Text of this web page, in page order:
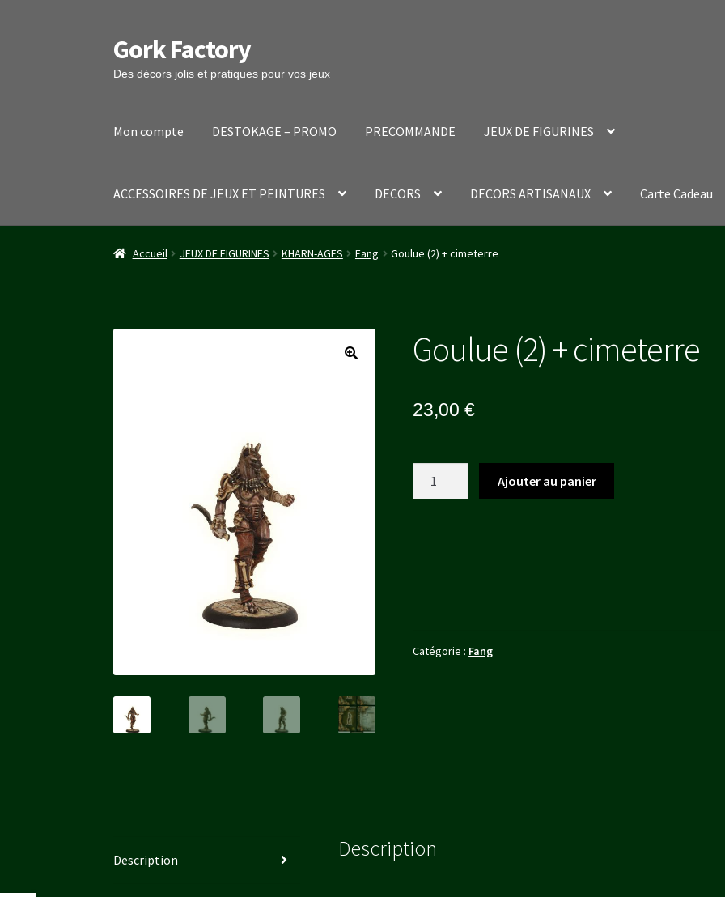
Aller
à
la
Aller
au
contenu
Gork Factory
Des décors jolis et pratiques pour vos jeux
Mon compte DESTOKAGE – PROMO PRECOMMANDE JEUX DE FIGURINES
ACCESSOIRES DE JEUX ET PEINTURES DECORS DECORS ARTISANAUX Carte Cadeau
Accueil CGV Mon comptePanier Stripe Payment Success Page Validation de la commande
Accueil JEUX DE FIGURINES KHARN-AGES Fang Goulue (2) + cimeterre
Goulue (2) + cimeterre
23,00€
Ajouter au panier
Catégorie : Fang
Description Description